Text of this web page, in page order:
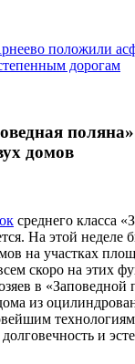
положили
дорогам
домов
среднего класса
На этой неделе
на участках
скоро на этих
в «Заповедной
из
и